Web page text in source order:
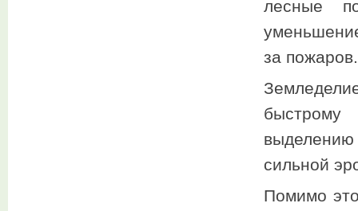
лесные
за пожаров.
выделению
сильной
Помимо